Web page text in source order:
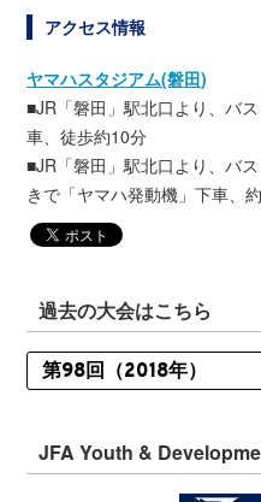
アクセス情報
ヤマハスタジアム(磐田)
■JR「磐田」駅北口より、バ
車、徒歩約10分
■JR「磐田」駅北口より、バ
きで「ヤマハ発動機」下車、
過去の大会はこちら
JFA Youth &